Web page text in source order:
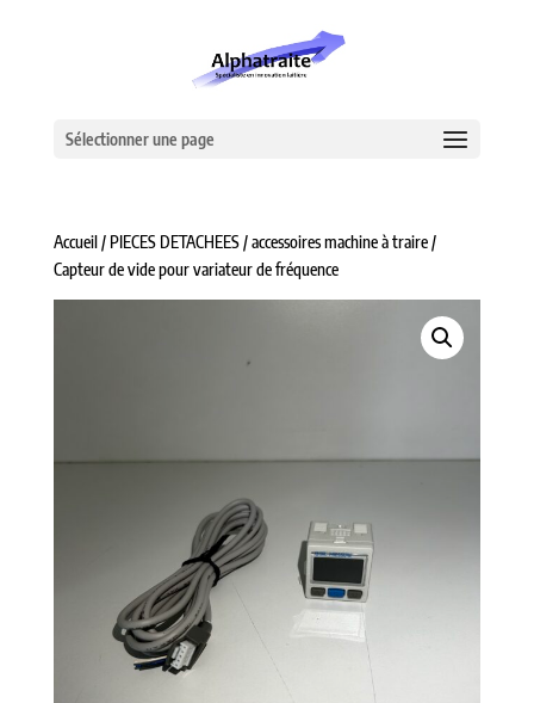
Sélectionner une page
Accueil/ PIECES DETACHEES/accessoires machine à traire/
Capteur de vide pour variateur de fréquence